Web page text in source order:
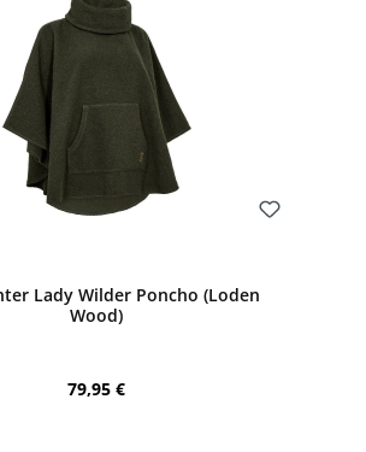
Lady Wilder Poncho (Loden
Wood)
Regulärer Preis:
79,95 €